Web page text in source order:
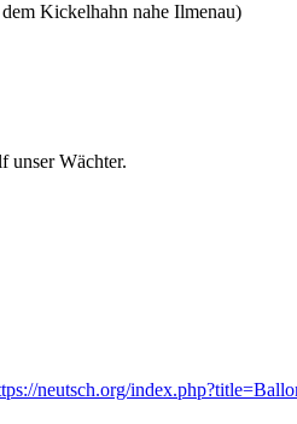
Kickelhahn nahe Ilmenau)
unser Wächter.
neutsch.org/